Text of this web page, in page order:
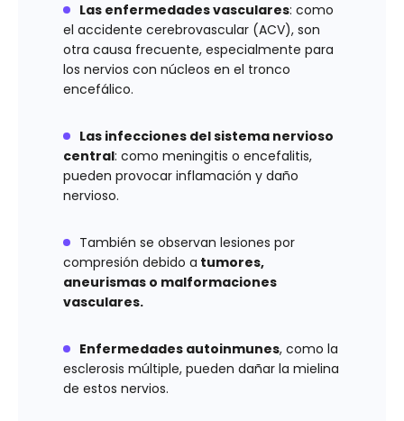
Las enfermedades vasculares: como
el accidente cerebrovascular (ACV), son
otra causa frecuente, especialmente para
los nervios con núcleos en el tronco
encefálico.
Las infecciones del sistema nervioso
central: como meningitis o encefalitis,
pueden provocar inflamación y daño
nervioso.
También se observan lesiones por
compresión debido a tumores,
aneurismas o malformaciones
vasculares.
Enfermedades autoinmunes, como la
esclerosis múltiple, pueden dañar la mielina
de estos nervios.